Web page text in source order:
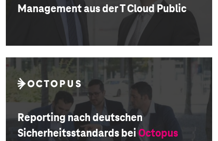
Management aus der T Cloud Public
Reporting nach deutschen
Sicherheitsstandards beiOctopus